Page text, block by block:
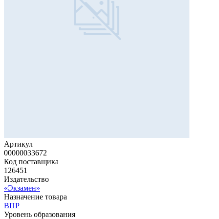
Артикул
00000033672
Код поставщика
126451
Издательство
«Экзамен»
Назначение товара
ВПР
Уровень образования